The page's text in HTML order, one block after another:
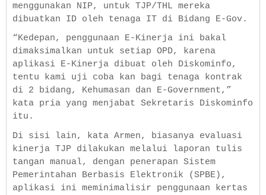
menggunakan NIP, untuk TJP/THL mereka
dibuatkan ID oleh tenaga IT di Bidang E-Gov.
“Kedepan, penggunaan E-Kinerja ini bakal
dimaksimalkan untuk setiap OPD, karena
aplikasi E-Kinerja dibuat oleh Diskominfo,
tentu kami uji coba kan bagi tenaga kontrak
di 2 bidang, Kehumasan dan E-Government,”
kata pria yang menjabat Sekretaris Diskominfo
itu.
Di sisi lain, kata Armen, biasanya evaluasi
kinerja TJP dilakukan melalui laporan tulis
tangan manual, dengan penerapan Sistem
Pemerintahan Berbasis Elektronik (SPBE),
aplikasi ini meminimalisir penggunaan kertas